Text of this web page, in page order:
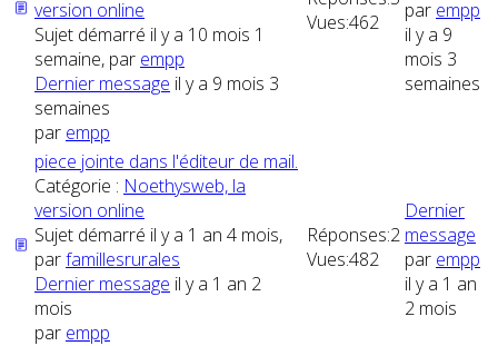
version online
Sujet démarré il y a 10 mois 1
semaine, par empp
Dernier message il y a 9 mois 3
semaines
par empp
Vues:462
par empp
il y a 9
mois 3
semaines
piece jointe dans l'éditeur de mail.
Catégorie : Noethysweb, la
version online
Sujet démarré il y a 1 an 4 mois,
parfamillesrurales
Dernier message il y a 1 an 2
mois
par empp
Réponses:2
Vues:482
Dernier
message
par empp
il y a 1 an
2 mois